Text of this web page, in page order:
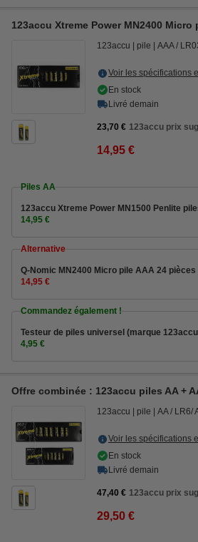
123accu Xtreme Power MN2400 Micro
123accu pile AAA /
Voir les spécifications
En stock
Livré demain
23,70 € 123accu prix
14,95 €
Piles AA
123accu Xtreme Power MN1500 Penlite
14,95 €
Alternative
Q-Nomic MN2400 Micro pile AAA 24 pièces
14,95 €
Commandez également !
Testeur de piles universel (marque
4,95 €
Offre combinée : 123accu piles AA +
123accu pile AA / LR6/
Voir les spécifications
En stock
Livré demain
47,40 € 123accu prix
29,50 €